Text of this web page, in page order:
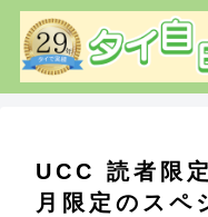
UCC 読者限
月限定のスペ